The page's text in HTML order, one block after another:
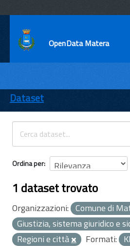
OpenData Matera
ENTI
TEMI
INFORMAZIONI
Dataset
Ordina per
1 dataset trovato
Organizzazioni: Comune di
Giustizia, sistema giuridico e
Regioni e città
Formati: